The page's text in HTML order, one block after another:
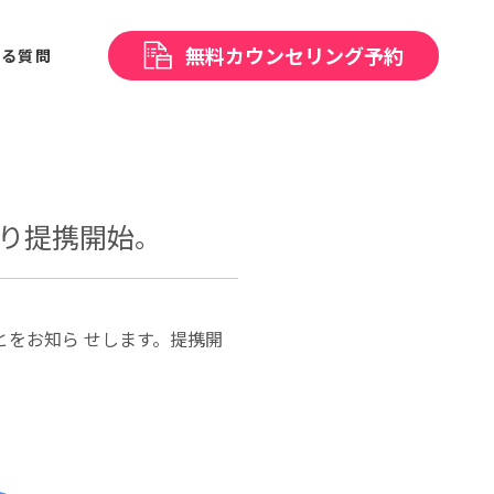
質問 無料カウンセリング予約
携開始。
お知ら せします。提携開